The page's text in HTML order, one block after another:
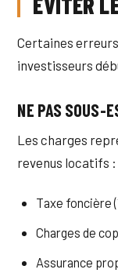
Certaines
investisseurs
NE PAS SOUS-
Les charges
revenus locatifs :
Taxe foncière
Charges de
Assurance